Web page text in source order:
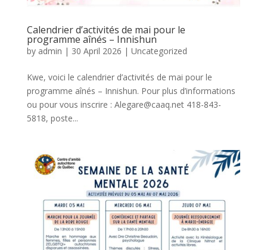
Calendrier d’activités de mai pour le
programme aînés – Innishun
by admin | 30 April 2026 | Uncategorized
Kwe, voici le calendrier d’activités de mai pour le
programme aînés – Innishun. Pour plus d’informations
ou pour vous inscrire : Alegare@caaq.net 418-843-
5818, poste...